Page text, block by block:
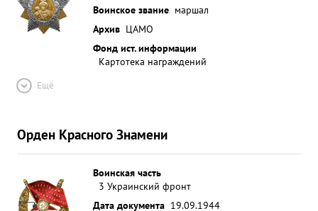
Воинское звание маршал
Архив ЦАМО
Фонд ист. информации
Картотека награждений
Ещё
Орден Красного Знамени
Воинская часть
3 Украинский фронт
Дата документа 19.09.1944